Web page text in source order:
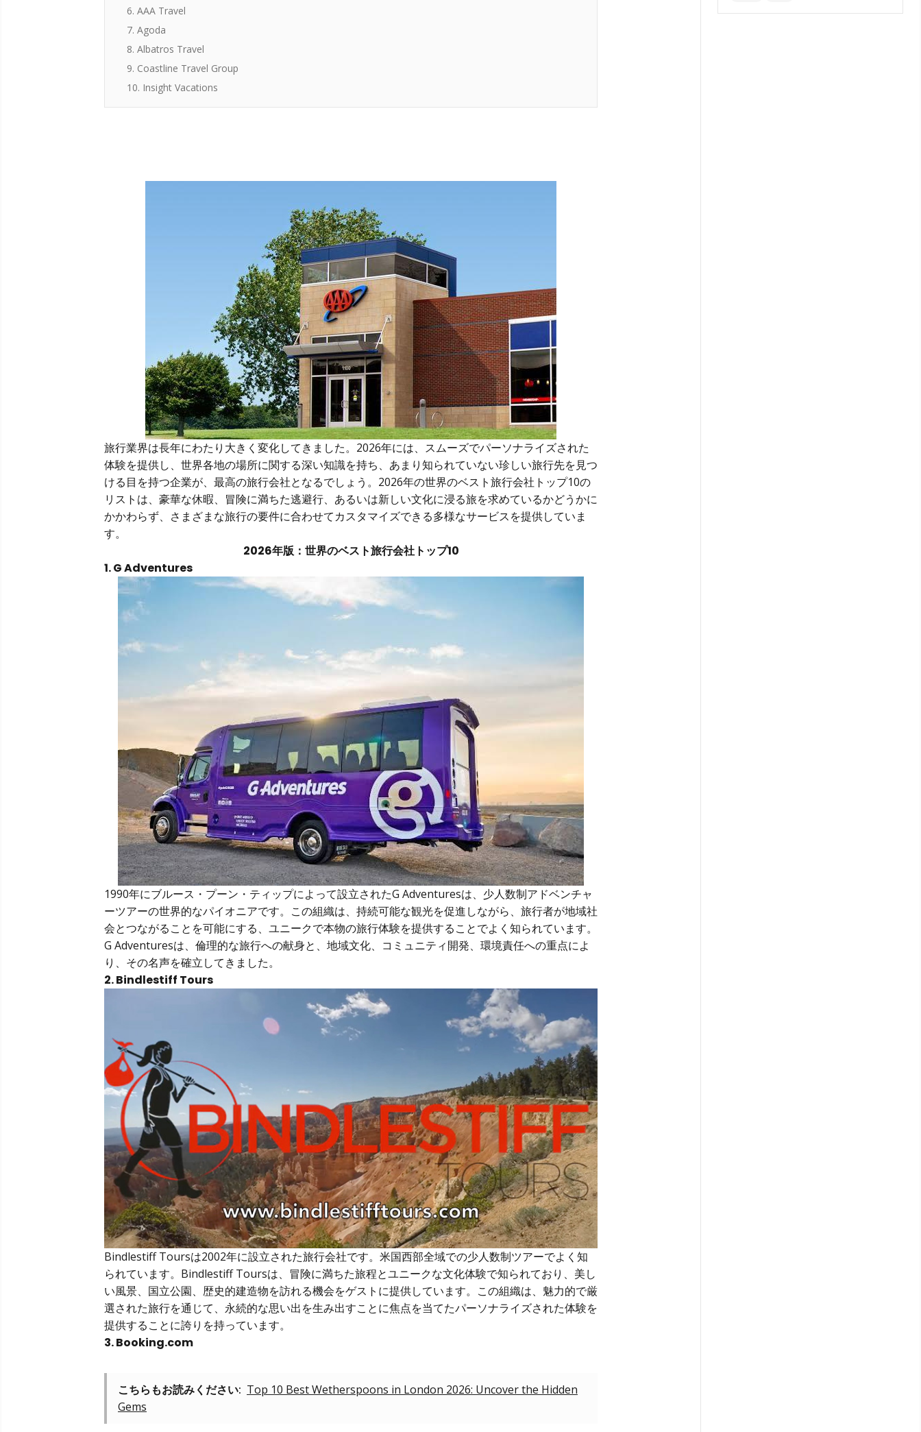
6. AAA Travel
7. Agoda
8. Albatros Travel
9. Coastline Travel Group
10. Insight Vacations
旅行業界は長年にわたり大きく変化してきました。2026年には、スムーズでパーソナライズされた
体験を提供し、世界各地の場所に関する深い知識を持ち、あまり知られていない珍しい旅行先を見つ
ける目を持つ企業が、最高の旅行会社となるでしょう。2026年の世界のベスト旅行会社トップ10の
リストは、豪華な休暇、冒険に満ちた逃避行、あるいは新しい文化に浸る旅を求めているかどうかに
かかわらず、さまざまな旅行の要件に合わせてカスタマイズできる多様なサービスを提供していま
す。
2026年版：世界のベスト旅行会社トップ10
1. G Adventures
1990年にブルース・プーン・ティップによって設立されたG Adventuresは、少人数制アドベンチャ
ーツアーの世界的なパイオニアです。この組織は、持続可能な観光を促進しながら、旅行者が地域社
会とつながることを可能にする、ユニークで本物の旅行体験を提供することでよく知られています。
G Adventuresは、倫理的な旅行への献身と、地域文化、コミュニティ開発、環境責任への重点によ
り、その名声を確立してきました。
2. Bindlestiff Tours
Bindlestiff Toursは2002年に設立された旅行会社です。米国西部全域での少人数制ツアーでよく知
られています。Bindlestiff Toursは、冒険に満ちた旅程とユニークな文化体験で知られており、美し
い風景、国立公園、歴史的建造物を訪れる機会をゲストに提供しています。この組織は、魅力的で厳
選された旅行を通じて、永続的な思い出を生み出すことに焦点を当てたパーソナライズされた体験を
提供することに誇りを持っています。
3. Booking.com
こちらもお読みください: Top 10 Best Wetherspoons in London 2026: Uncover the Hidden
Gems